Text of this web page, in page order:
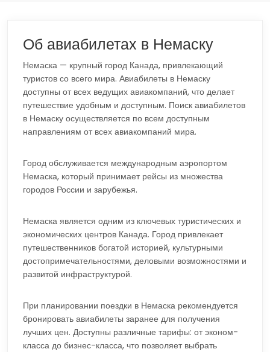
Об авиабилетах в Немаску
Немаска — крупный город Канада, привлекающий
туристов со всего мира. Авиабилеты в Немаску
доступны от всех ведущих авиакомпаний, что делает
путешествие удобным и доступным. Поиск авиабилетов
в Немаску осуществляется по всем доступным
направлениям от всех авиакомпаний мира.
Город обслуживается международным аэропортом
Немаска, который принимает рейсы из множества
городов России и зарубежья.
Немаска является одним из ключевых туристических и
экономических центров Канада. Город привлекает
путешественников богатой историей, культурными
достопримечательностями, деловыми возможностями и
развитой инфраструктурой.
При планировании поездки в Немаска рекомендуется
бронировать авиабилеты заранее для получения
лучших цен. Доступны различные тарифы: от эконом-
класса до бизнес-класса, что позволяет выбрать